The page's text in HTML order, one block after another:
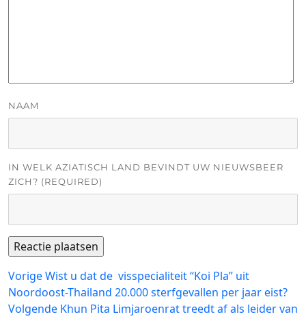
NAAM
IN WELK AZIATISCH LAND BEVINDT UW NIEUWSBEER
ZICH? (REQUIRED)
Bericht
navigatie
VorigeVorig
bericht:
Wist u dat de visspecialiteit “Koi Pla” uit
Noordoost-Thailand 20.000 sterfgevallen per jaar eist?
Volgende Volgend
Khun Pita Limjaroenrat treedt af als leider van